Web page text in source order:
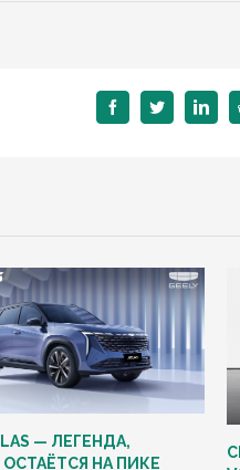
FacebookTwitter
— ЛЕГЕНДА,
ОСТАЁТСЯ НА ПИКЕ